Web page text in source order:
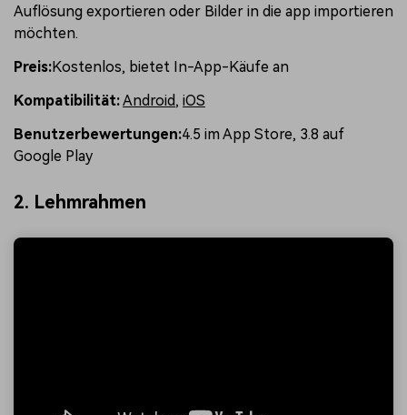
Auflösung exportieren oder Bilder in die app importieren
möchten.
Preis:Kostenlos, bietet In-App-Käufe an
Kompatibilität:Android, iOS
Benutzerbewertungen:4.5 im App Store, 3.8 auf
Google Play
2. Lehmrahmen